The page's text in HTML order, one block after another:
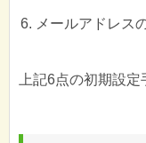
メールアドレス
上記6点の初期設